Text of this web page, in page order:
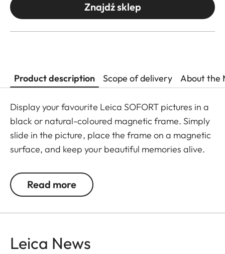
Znajdź sklep
Product description Scope of delivery About the
Display your favourite Leica SOFORT pictures in a
black or natural-coloured magnetic frame. Simply
slide in the picture, place the frame on a magnetic
surface, and keep your beautiful memories alive.
Read more
Leica News